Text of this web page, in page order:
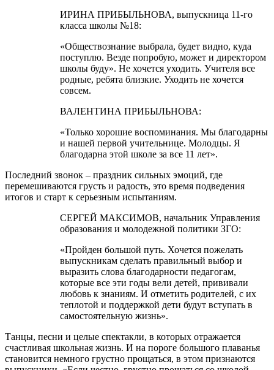
ИРИНА ПРИБЫЛЬНОВА, выпускница 11-го
класса школы №18:
«Обществознание выбрала, будет видно, куда
поступлю. Везде попробую, может и директором
школы буду». Не хочется уходить. Учителя все
родные, ребята близкие. Уходить не хочется
совсем.
ВАЛЕНТИНА ПРИБЫЛЬНОВА:
«Только хорошие воспоминания. Мы благодарны
и нашей первой учительнице. Молодцы. Я
благодарна этой школе за все 11 лет».
Последний звонок – праздник сильных эмоций, где
перемешиваются грусть и радость, это время подведения
итогов и старт к серьезным испытаниям.
СЕРГЕЙ МАКСИМОВ, начальник Управления
образования и молодежной политики ЗГО:
«Пройден большой путь. Хочется пожелать
выпускникам сделать правильный выбор и
выразить слова благодарности педагогам,
которые все эти годы вели детей, прививали
любовь к знаниям. И отметить родителей, с их
теплотой и поддержкой дети будут вступать в
самостоятельную жизнь».
Танцы, песни и целые спектакли, в которых отражается
счастливая школьная жизнь. И на пороге большого плаванья
становится немного грустно прощаться, в этом признаются